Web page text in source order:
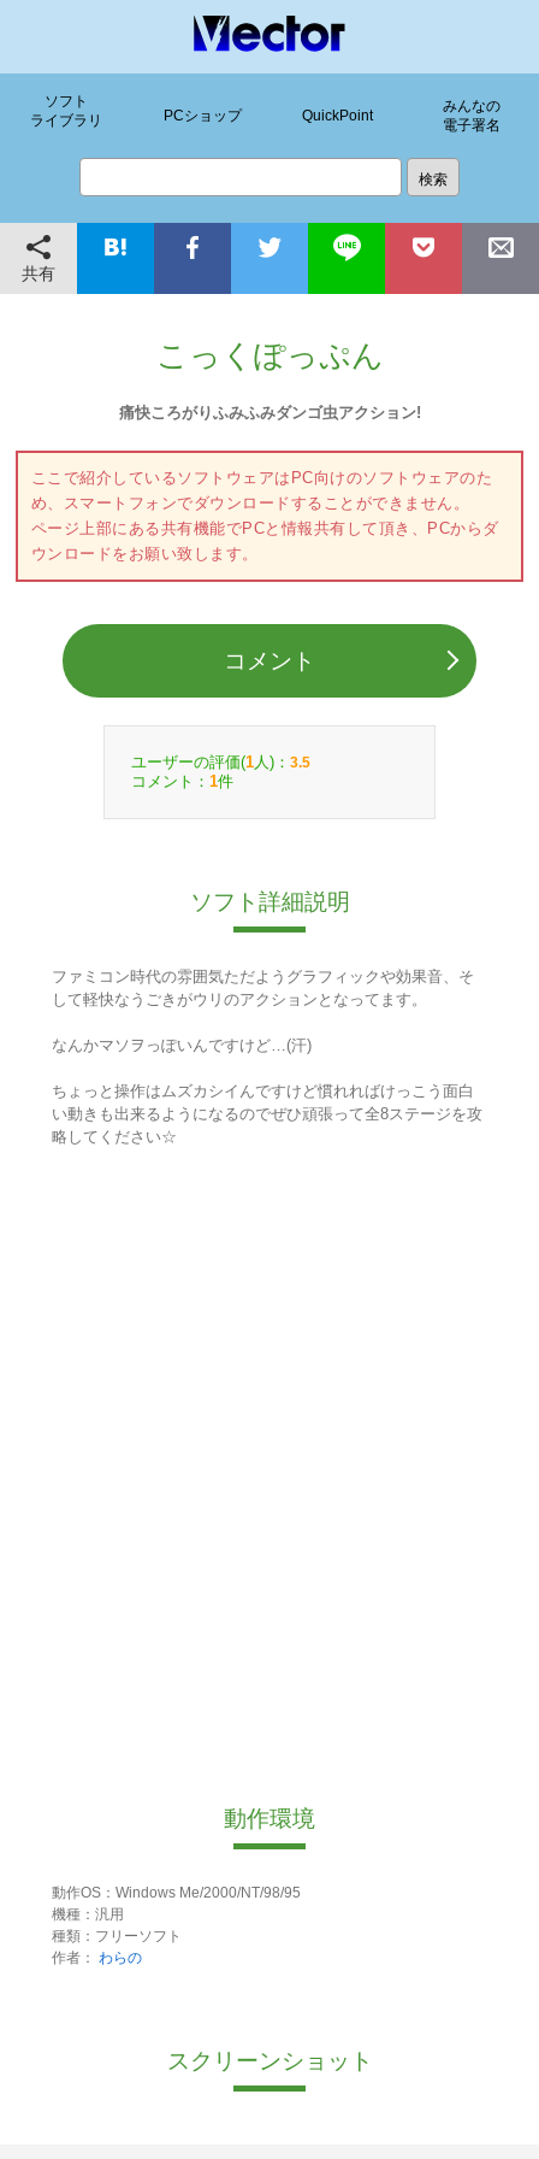
ソフト
ライブラリ
PCショップ QuickPoint
みんなの
電子署名
共有
こっくぽっぷん
痛快ころがりふみふみダンゴ虫アクション!
ここで紹介しているソフトウェアはPC向けのソフトウェアのた
め、スマートフォンでダウンロードすることができません。
ページ上部にある共有機能でPCと情報共有して頂き、PCからダ
ウンロードをお願い致します。
コメント
ユーザーの評価(1 人)： 3.5
コメント： 1件
ソフト詳細説明
ファミコン時代の雰囲気ただようグラフィックや効果音、そ
して軽快なうごきがウリのアクションとなってます。
なんかマソヲっぽいんですけど…(汗)
ちょっと操作はムズカシイんですけど慣れればけっこう面白
い動きも出来るようになるのでぜひ頑張って全8ステージを攻
略してください☆
動作環境
動作OS：Windows Me/2000/NT/98/95
機種：汎用
種類：フリーソフト
作者： わらの
スクリーンショット